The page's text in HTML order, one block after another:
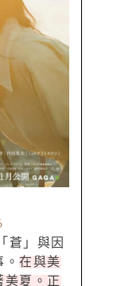
蒼」與因
在與美
夏。正